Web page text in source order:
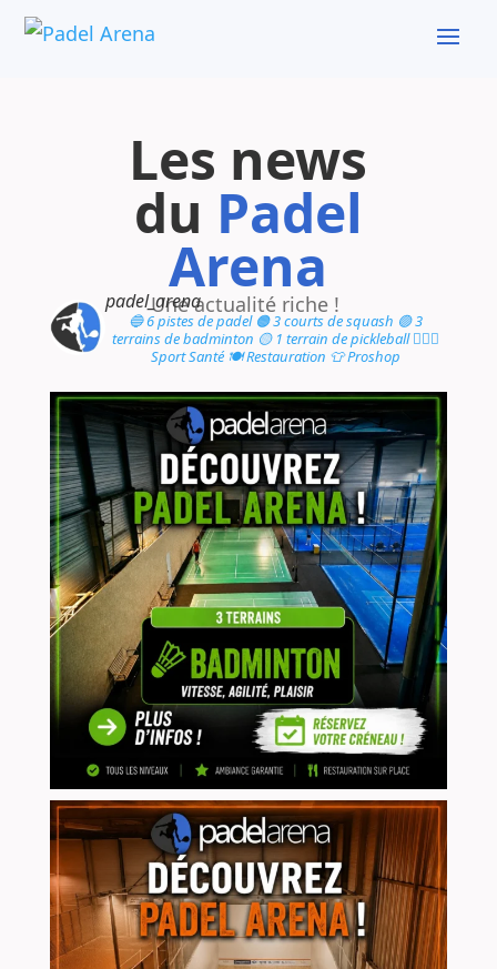
Les news
du Padel
Arena
Une actualité riche !
padel_arena
🔵 6 pistes de padel 🟠 3 courts de squash 🟢 3
terrains de badminton 🟡 1 terrain de pickleball🏋🏻‍♂️
Sport Santé 🍽️ Restauration 👕 Proshop